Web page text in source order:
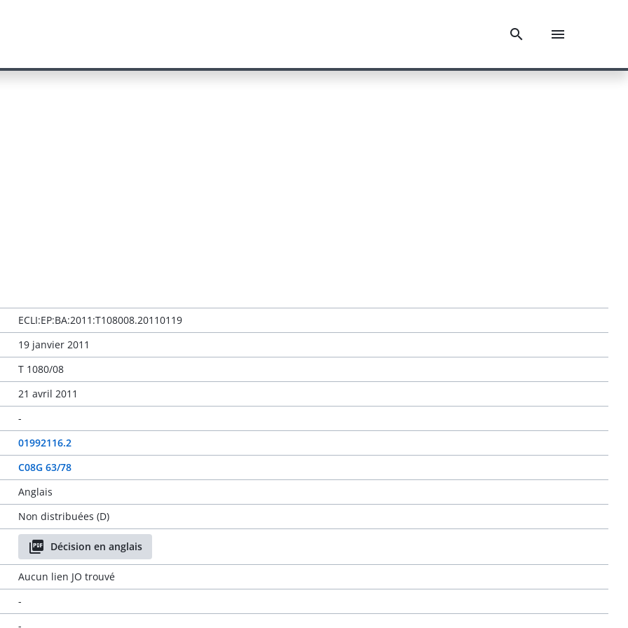
ECLI:EP:BA:2011:T108008.20110119
19 janvier 2011
T 1080/08
21 avril 2011
-
01992116.2
C08G 63/78
Anglais
Non distribuées (D)
Décision en anglais
Aucun lien JO trouvé
-